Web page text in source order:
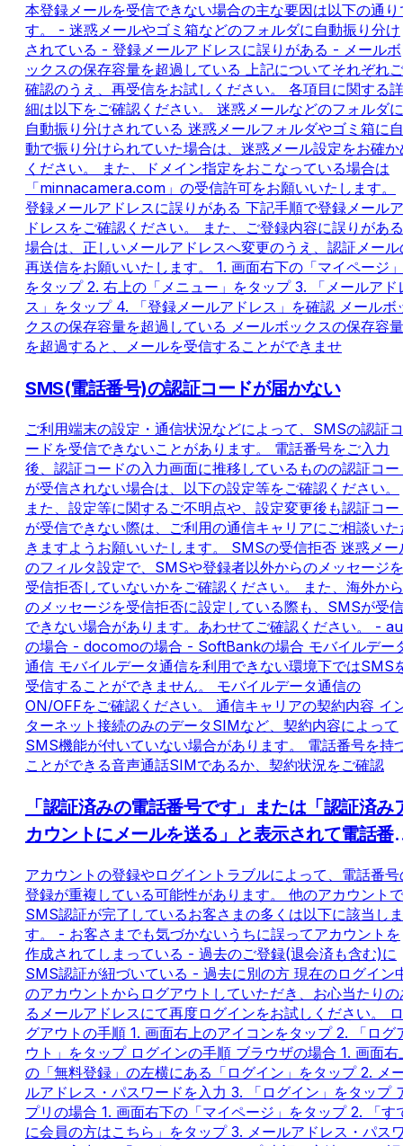
本登録メールを受信できない場合の主な要因は以下の通り
す。 - 迷惑メールやゴミ箱などのフォルダに自動振り分け
されている - 登録メールアドレスに誤りがある - メールボ
ックスの保存容量を超過している 上記についてそれぞれご
確認のうえ、再受信をお試しください。 各項目に関する詳
細は以下をご確認ください。 迷惑メールなどのフォルダに
自動振り分けされている 迷惑メールフォルダやゴミ箱に自
動で振り分けられていた場合は、迷惑メール設定をお確か
ください。 また、ドメイン指定をおこなっている場合は
「minnacamera.com」の受信許可をお願いいたします。
登録メールアドレスに誤りがある 下記手順で登録メールア
ドレスをご確認ください。 また、ご登録内容に誤りがある
場合は、正しいメールアドレスへ変更のうえ、認証メール
再送信をお願いいたします。 1. 画面右下の「マイページ」
をタップ 2. 右上の「メニュー」をタップ 3. 「メールアド
ス」をタップ 4. 「登録メールアドレス」を確認 メールボ
クスの保存容量を超過している メールボックスの保存容量
を超過すると、メールを受信することができませ
SMS(電話番号)の認証コードが届かない
ご利用端末の設定・通信状況などによって、SMSの認証コ
ードを受信できないことがあります。 電話番号をご入力
後、認証コードの入力画面に推移しているものの認証コー
が受信されない場合は、以下の設定等をご確認ください。
また、設定等に関するご不明点や、設定変更後も認証コー
が受信できない際は、ご利用の通信キャリアにご相談いた
きますようお願いいたします。 SMSの受信拒否 迷惑メー
のフィルタ設定で、SMSや登録者以外からのメッセージを
受信拒否していないかをご確認ください。 また、海外から
のメッセージを受信拒否に設定している際も、SMSが受信
できない場合があります。あわせてご確認ください。 - au
の場合 - docomoの場合 - SoftBankの場合 モバイルデー
通信 モバイルデータ通信を利用できない環境下ではSMS
受信することができません。 モバイルデータ通信の
ON/OFFをご確認ください。 通信キャリアの契約内容 イ
ターネット接続のみのデータSIMなど、契約内容によって
SMS機能が付いていない場合があります。 電話番号を持
ことができる音声通話SIMであるか、契約状況をご確認
「認証済みの電話番号です」または「認証済み
カウントにメールを送る」と表示されて電話番
アカウントの登録やログイントラブルによって、電話番号
登録が重複している可能性があります。 他のアカウントで
SMS認証が完了しているお客さまの多くは以下に該当しま
す。 - お客さまでも気づかないうちに誤ってアカウントを
作成されてしまっている - 過去のご登録(退会済も含む)に
SMS認証が紐づいている - 過去に別の方 現在のログイン
のアカウントからログアウトしていただき、お心当たりの
るメールアドレスにて再度ログインをお試しください。 ロ
グアウトの手順 1. 画面右上のアイコンをタップ 2. 「ログ
ウト」をタップ ログインの手順 ブラウザの場合 1. 画面右
の「無料登録」の左横にある「ログイン」をタップ 2. メ
ルアドレス・パスワードを入力 3. 「ログイン」をタップ
プリの場合 1. 画面右下の「マイページ」をタップ 2. 「す
に会員の方はこちら」をタップ 3. メールアドレス・パス